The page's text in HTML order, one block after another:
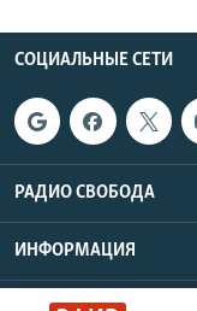
СОЦИАЛЬНЫЕ СЕТИ
РАДИО СВОБОДА
ИНФОРМАЦИЯ